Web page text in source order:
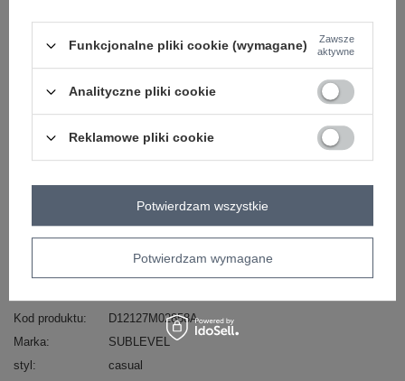
XL 4070123014600 - +
ZALOGUJ SIĘ I ZOBACZ CENĘ
skład materiału : 100% bawełna
sposób prania : pranie w pralce w 30°C
Kod produktu
D12127M02858A
Marka
SUBLEVEL
styl
casual
Funkcjonalne pliki cookie (wymagane)
Zawsze
aktywne
Analityczne pliki cookie
Reklamowe pliki cookie
Potwierdzam wymagane
Potwierdzam wszystkie